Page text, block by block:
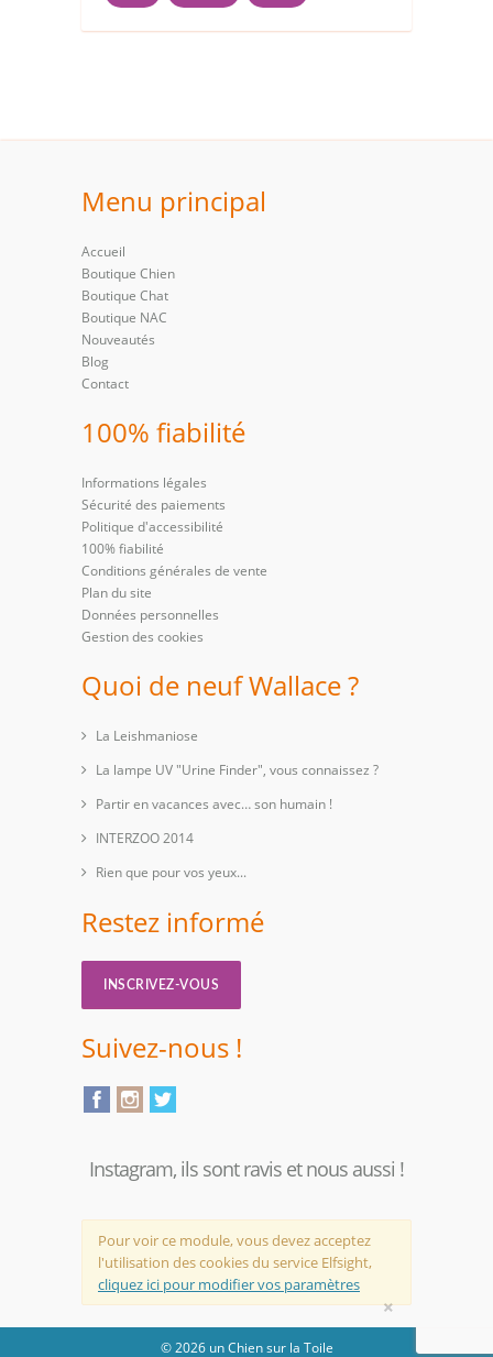
Menu principal
Accueil
Boutique Chien
Boutique Chat
Boutique NAC
Nouveautés
Blog
Contact
100% fiabilité
Informations légales
Sécurité des paiements
Politique d'accessibilité
100% fiabilité
Conditions générales de vente
Plan du site
Données personnelles
Gestion des cookies
Quoi de neuf Wallace ?
La Leishmaniose
La lampe UV "Urine Finder", vous connaissez ?
Partir en vacances avec… son humain !
INTERZOO 2014
Rien que pour vos yeux...
Restez informé
INSCRIVEZ-VOUS
Suivez-nous !
Instagram, ils sont ravis et nous aussi !
Pour voir ce module, vous devez acceptez
l'utilisation des cookies du service Elfsight,
cliquez ici pour modifier vos paramètres
×
© 2026 un Chien sur la Toile